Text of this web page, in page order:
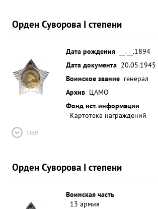
Орден Суворова I степени
Дата рождения
__.__.1894
Дата документа 20.05.1945
Воинское звание генерал
Архив ЦАМО
Фонд ист. информации
Картотека награждений
Ещё
Орден Суворова I степени
Воинская часть
13 армия